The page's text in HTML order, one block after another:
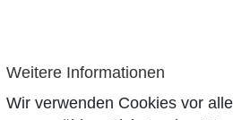
Weitere Informationen
Wir verwenden Cookies vor